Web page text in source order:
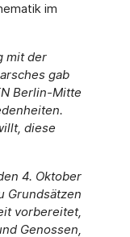
im
mit der
gab
Berlin-Mitte
diese
4. Oktober
Grundsätzen
vorbereitet,
Genossen,